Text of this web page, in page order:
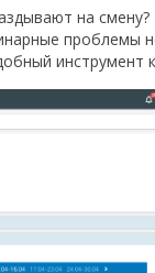
на
инструмент